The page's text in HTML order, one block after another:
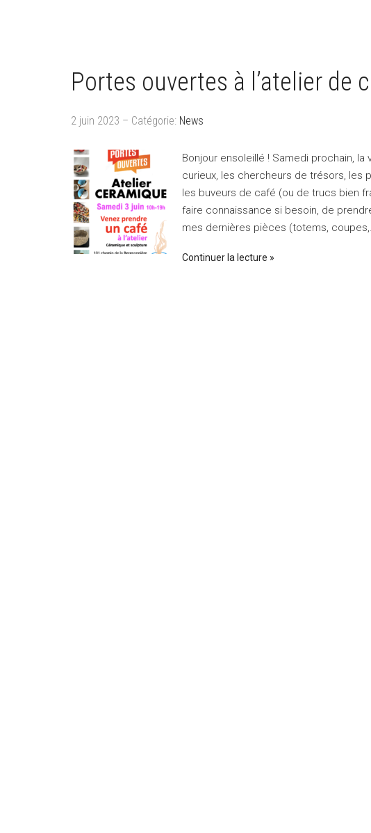
Portes ouvertes à l’atelier de
2 juin 2023 – Catégorie: News
Bonjour ensoleillé ! Samedi prochain,
curieux, les chercheurs de trésors, les
les buveurs de café (ou de trucs bien
faire connaissance si besoin, de
mes dernières pièces (totems,
Continuer la lecture